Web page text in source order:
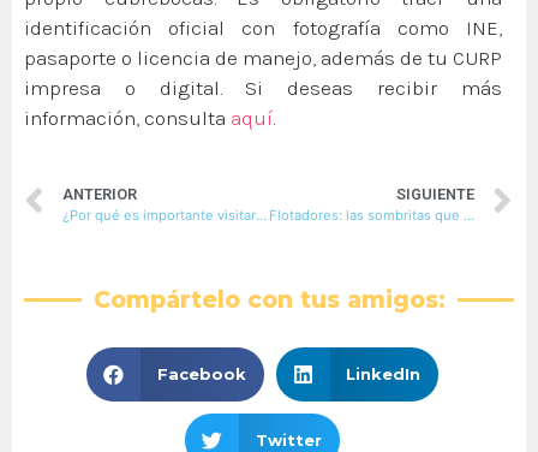
identificación oficial con fotografía como INE,
pasaporte o licencia de manejo, además de tu CURP
impresa o digital. Si deseas recibir más
información, consulta aquí
ANTERIOR
¿Por qué es importante visitar una clínica oftalmológica?
SIGUIENTE
Flotadores: las sombritas que no acompañan
Compártelo con tus amigos:
Facebook LinkedIn
Twitter